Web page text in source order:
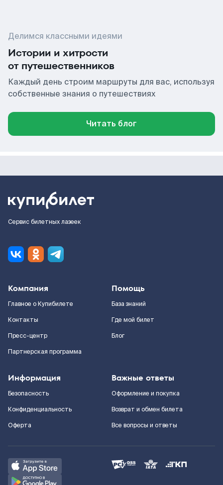
Делимся классными идеями
Истории и хитрости
от путешественников
Каждый день строим маршруты для вас, используя
собственные знания о путешествиях
Читать блог
Сервис билетных лазеек
Компания
Главное о Купибилете
Контакты
Пресс-центр
Партнерская программа
Помощь
База знаний
Где мой билет
Блог
Информация
Безопасность
Конфиденциальность
Оферта
Важные ответы
Оформление и покупка
Возврат и обмен билета
Все вопросы и ответы